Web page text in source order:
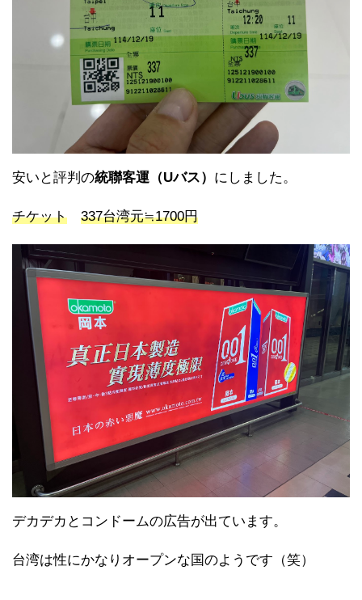
安いと評判の統聯客運（Uバス） にしました。
チケット 337台湾元≒1700円
デカデカとコンドームの広告が出ています。
台湾は性にかなりオープンな国のようです（笑）